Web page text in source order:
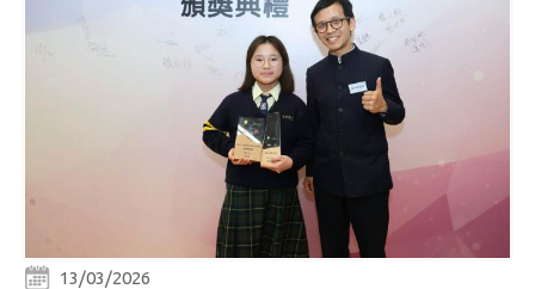
13/03/2026